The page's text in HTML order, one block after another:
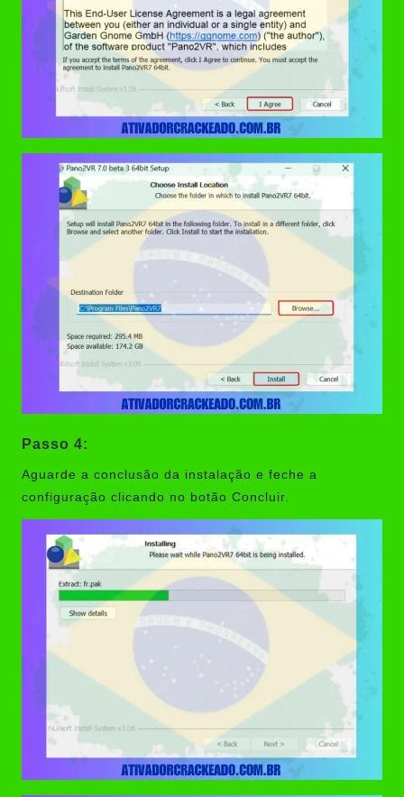
Passo 4:
Aguarde a conclusão da instalação e feche a
configuração clicando no botão Concluir.